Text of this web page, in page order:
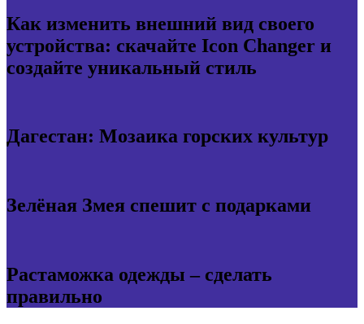
Как изменить внешний вид своего
устройства: скачайте Icon Changer и
создайте уникальный стиль
Дагестан: Мозаика горских культур
Зелёная Змея спешит с подарками
Растаможка одежды – сделать
правильно